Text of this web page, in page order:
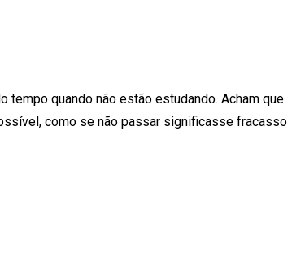
tempo quando não estão estudando. Acham que
como se não passar significasse fracasso